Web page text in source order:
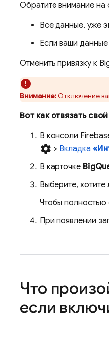
Обратите внимание
Все данные, уже
Если ваши данные
Отменить привязку к
Внимание:Отключение
Вот как отвязать
В консоли
settings > Вкладка
В карточке
Выберите, хотите
Чтобы полностью
При появлении
Что
если